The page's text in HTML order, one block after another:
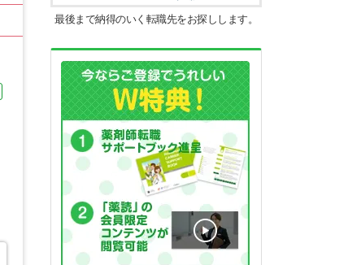
最後まで納得のいく転職先をお探しします。